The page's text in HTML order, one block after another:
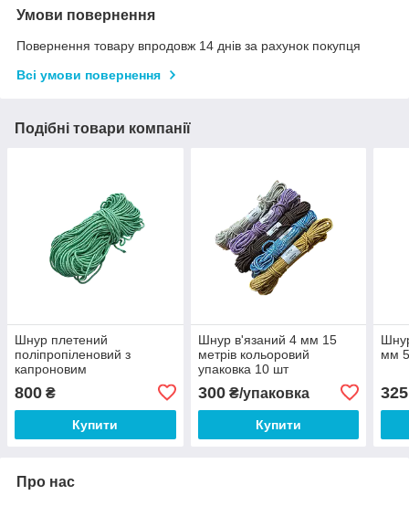
Умови повернення
Повернення товару впродовж 14 днів за рахунок покупця
Всі умови повернення
Подібні товари компанії
Шнур плетений
поліпропіленовий з
капроновим
наповнювачем, 6 мм, 100
метрів
800 ₴
Купити
Шнур в'язаний 4 мм 15
метрів кольоровий
упаковка 10 шт
300₴/упаковка
Купити
мм
325
Про нас